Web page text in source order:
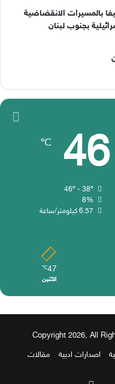
بالمسيرات الانقضاضية
بجنوب لبنان
46
℃
46º - 38º
8%
6.57 كيلومتر/ساعة
47
℃
الأثنين
اصدارات ادبية مقالات